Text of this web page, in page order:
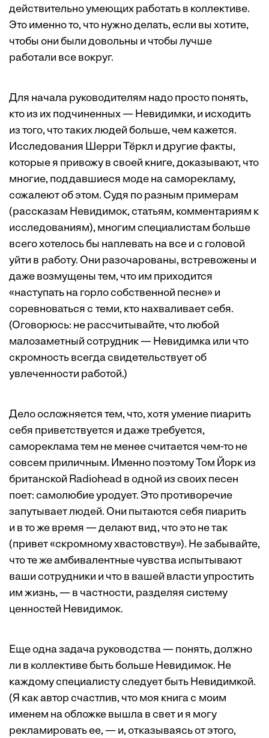
действительно умеющих работать в коллективе.
Это именно то, что нужно делать, если вы хотите,
чтобы они были довольны и чтобы лучше
работали все вокруг.
Для начала руководителям надо просто понять,
кто из их подчиненных — Невидимки, и исходить
из того, что таких людей больше, чем кажется.
Исследования Шерри Тёркл и другие факты,
которые я привожу в своей книге, доказывают, что
многие, поддавшиеся моде на саморекламу,
сожалеют об этом. Судя по разным примерам
(рассказам Невидимок, статьям, комментариям к
исследованиям), многим специалистам больше
всего хотелось бы наплевать на все и с головой
уйти в работу. Они разочарованы, встревожены и
даже возмущены тем, что им приходится
«наступать на горло собственной песне» и
соревноваться с теми, кто нахваливает себя.
(Оговорюсь: не рассчитывайте, что любой
малозаметный сотрудник — Невидимка или что
скромность всегда свидетельствует об
увлеченности работой.)
Дело осложняется тем, что, хотя умение пиарить
себя приветствуется и даже требуется,
самореклама тем не менее считается чем-то не
совсем приличным. Именно поэтому Том Йорк из
британской Radiohead в одной из своих песен
поет: самолюбие уродует. Это противоречие
запутывает людей. Они пытаются себя пиарить
и в то же время — делают вид, что это не так
(привет «скромному хвастовству»). Не забывайте,
что те же амбивалентные чувства испытывают
ваши сотрудники и что в вашей власти упростить
им жизнь, — в частности, разделяя систему
ценностей Невидимок.
Еще одна задача руководства — понять, должно
ли в коллективе быть больше Невидимок. Не
каждому специалисту следует быть Невидимкой.
(Я как автор счастлив, что моя книга с моим
именем на обложке вышла в свет и я могу
рекламировать ее, — и, отказываясь от этого,